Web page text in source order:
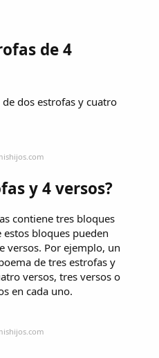
de 4
dos estrofas y cuatro
y 4 versos?
contiene tres bloques
bloques pueden
versos. Por ejemplo, un
de tres estrofas y
versos, tres versos o
en cada uno.